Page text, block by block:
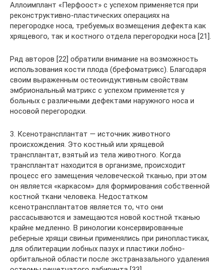
Аллоимплант «Перфоост» с успехом применяется при
реконструктивно-пластических операциях на
перегородке носа, требуемых возмещения дефекта как
хрящевого, так и костного отдела перегородки носа [21].
Ряд авторов [22] обратили внимание на возможность
использования кости плода (брефоматрикс). Благодаря
своим выраженным остеоиндуктивным свойствам
эмбриональный матрикс с успехом применяется у
больных с различными дефектами наружного носа и
носовой перегородки.
3. Ксенотрансплантат — источник животного
происхождения. Это костный или хрящевой
трансплантат, взятый из тела животного. Когда
трансплантат находится в организме, происходит
процесс его замещения человеческой тканью, при этом
он является «каркасом» для формирования собственной
костной ткани человека. Недостатком
ксенотрансплантатов является то, что они
рассасываются и замещаются новой костной тканью
крайне медленно. В ринологии консервированные
реберные хрящи свиньи применялись при ринопластиках,
для облитерации лобных пазух и пластики лобно-
орбитальной области после экстраназального удаления